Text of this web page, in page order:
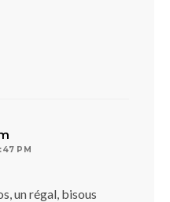
PM
un régal, bisous